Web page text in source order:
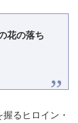
花の落ち
るヒロイン・